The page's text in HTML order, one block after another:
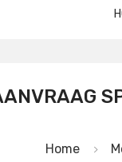
Home